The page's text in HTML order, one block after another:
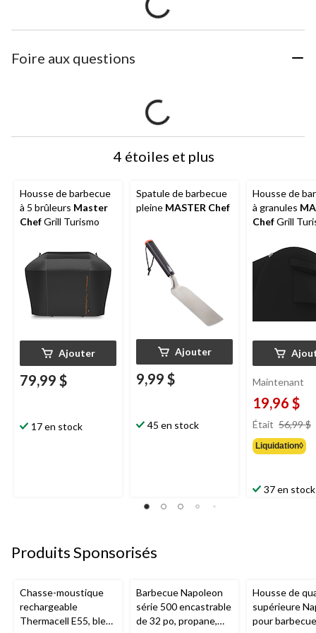
Foire aux questions
4 étoiles et plus
Housse de barbecue
à 5 brûleurs Master
ChefGrill Turismo
Ajouter
79,99 $
17 en stock
Spatule de barbecue
pleine MASTER Chef
Ajouter
9,99 $
45 en stock
Housse de
à granules
ChefGrill
ventilées
Maintenant
19,96 $
Était 56,99 $
Liquidation◊
37 en stock
Produits Sponsorisés
Chasse-moustique
rechargeable
Thermacell E55, bleu
Barbecue Napoleon
série 500 encastrable
de 32 po, propane,
Housse de
supérieure
pour